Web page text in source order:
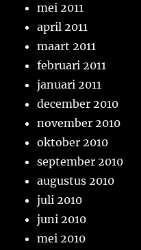
mei 2011
april 2011
maart 2011
februari 2011
januari 2011
december 2010
november 2010
oktober 2010
september 2010
augustus 2010
juli 2010
juni 2010
mei 2010